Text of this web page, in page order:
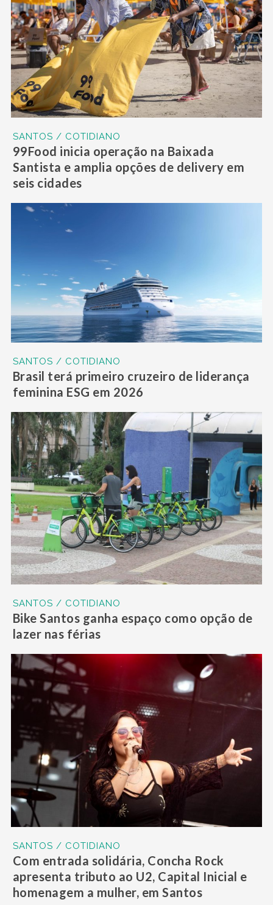
SANTOS / COTIDIANO
99Food inicia operação na Baixada
Santista e amplia opções de delivery em
seis cidades
SANTOS / COTIDIANO
Brasil terá primeiro cruzeiro de liderança
feminina ESG em 2026
SANTOS / COTIDIANO
Bike Santos ganha espaço como opção de
lazer nas férias
SANTOS / COTIDIANO
Com entrada solidária, Concha Rock
apresenta tributo ao U2, Capital Inicial e
homenagem a mulher, em Santos